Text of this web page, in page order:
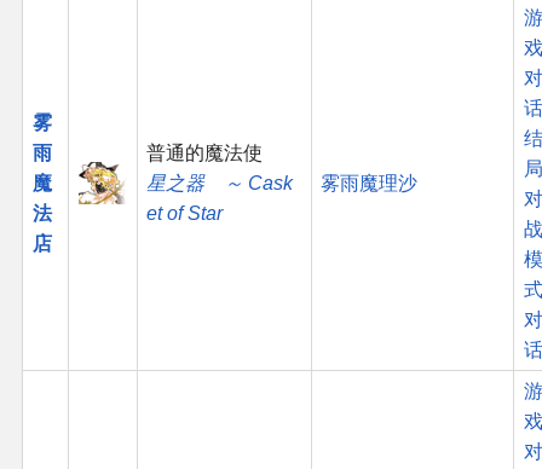
雾
雨
魔
法
店
普通的魔法使
星之器 ～ Cask
et of Star
雾雨魔理沙
游
戏
对
结
局
对
战
模
式
对
话
游
戏
对